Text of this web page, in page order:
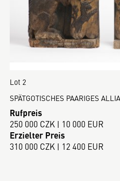
Lot 2
SPÄTGOTISCHES PAARIGES
Rufpreis
250 000 CZK | 10 000 EUR
Erzielter Preis
310 000 CZK | 12 400 EUR